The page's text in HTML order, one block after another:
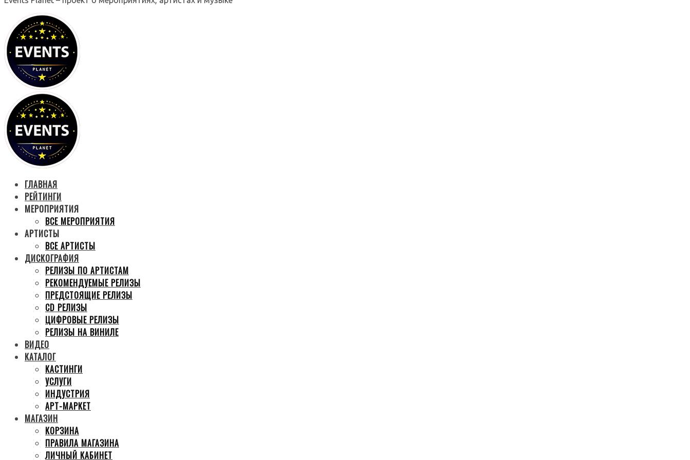
ГЛАВНАЯ
РЕЙТИНГИ
МЕРОПРИЯТИЯ
ВСЕ МЕРОПРИЯТИЯ
АРТИСТЫ
ВСЕ АРТИСТЫ
ДИСКОГРАФИЯ
РЕЛИЗЫ ПО АРТИСТАМ
РЕКОМЕНДУЕМЫЕ РЕЛИЗЫ
ПРЕДСТОЯЩИЕ РЕЛИЗЫ
CD РЕЛИЗЫ
ЦИФРОВЫЕ РЕЛИЗЫ
РЕЛИЗЫ НА ВИНИЛЕ
ВИДЕО
КАТАЛОГ
КАСТИНГИ
УСЛУГИ
ИНДУСТРИЯ
АРТ-МАРКЕТ
МАГАЗИН
КОРЗИНА
ПРАВИЛА МАГАЗИНА
ЛИЧНЫЙ КАБИНЕТ